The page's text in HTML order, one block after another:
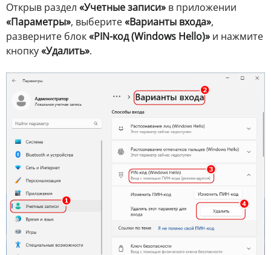
Открыв раздел «Учетные записи» в приложении
«Параметры», выберите«Варианты входа»,
разверните блок«PIN-код (Windows Hello)» и нажмите
кнопку«Удалить».